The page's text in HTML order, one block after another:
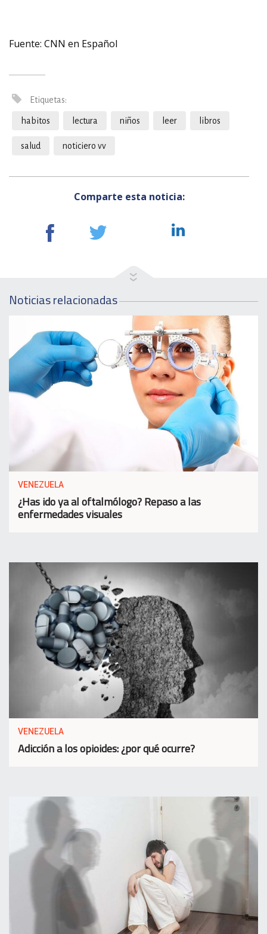
Fuente: CNN en Español
Etiquetas:
habitos lectura niños leer libros
salud noticiero vv
Comparte esta noticia:
Noticias relacionadas
VENEZUELA
¿Has ido ya al oftalmólogo? Repaso a las
enfermedades visuales
VENEZUELA
Adicción a los opioides: ¿por qué ocurre?